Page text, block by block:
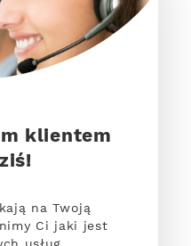
klientem
na Twoją
Ci jaki jest